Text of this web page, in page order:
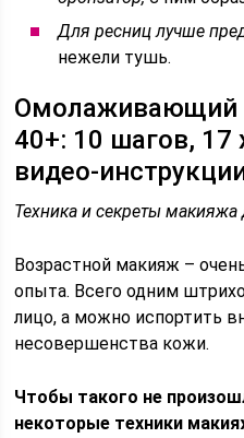
Для ресниц лучше
нежели тушь.
Омолаживающий
40+: 10 шагов, 17
видео-
Техника и секреты
Возрастной макияж –
опыта. Всего одним
лицо, а можно испортить
несовершенства кожи.
Чтобы такого не
некоторые техники